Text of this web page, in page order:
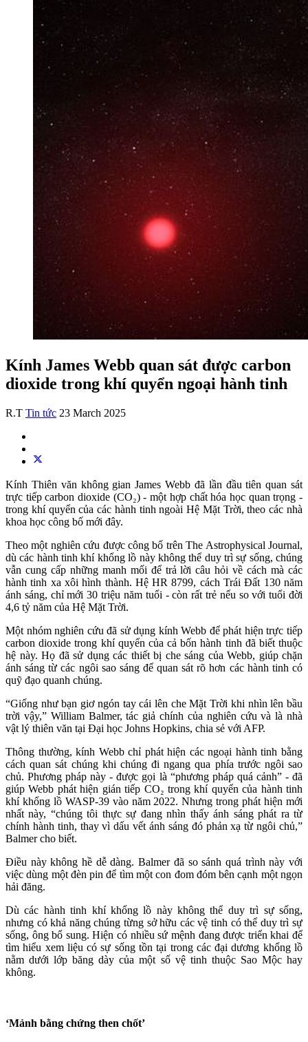
Kính James Webb quan sát được carbon
dioxide trong khí quyển ngoại hành tinh
R.T Tin tức 23 March 2025
Kính Thiên văn không gian James Webb đã lần đầu tiên quan sát
trực tiếp carbon dioxide (CO₂) - một hợp chất hóa học quan trọng -
trong khí quyển của các hành tinh ngoài Hệ Mặt Trời, theo các nhà
khoa học công bố mới đây.
Theo một nghiên cứu được công bố trên The Astrophysical Journal,
dù các hành tinh khí khổng lồ này không thể duy trì sự sống, chúng
vẫn cung cấp những manh mối để trả lời câu hỏi về cách mà các
hành tinh xa xôi hình thành. Hệ HR 8799, cách Trái Đất 130 năm
ánh sáng, chỉ mới 30 triệu năm tuổi - còn rất trẻ nếu so với tuổi đời
4,6 tỷ năm của Hệ Mặt Trời.
Một nhóm nghiên cứu đã sử dụng kính Webb để phát hiện trực tiếp
carbon dioxide trong khí quyển của cả bốn hành tinh đã biết thuộc
hệ này. Họ đã sử dụng các thiết bị che sáng của Webb, giúp chặn
ánh sáng từ các ngôi sao sáng để quan sát rõ hơn các hành tinh có
quỹ đạo quanh chúng.
“Giống như bạn giơ ngón tay cái lên che Mặt Trời khi nhìn lên bầu
trời vậy,” William Balmer, tác giả chính của nghiên cứu và là nhà
vật lý thiên văn tại Đại học Johns Hopkins, chia sẻ với AFP.
Thông thường, kính Webb chỉ phát hiện các ngoại hành tinh bằng
cách quan sát chúng khi chúng đi ngang qua phía trước ngôi sao
chủ. Phương pháp này - được gọi là “phương pháp quá cảnh” - đã
giúp Webb phát hiện gián tiếp CO₂ trong khí quyển của hành tinh
khí khổng lồ WASP-39 vào năm 2022. Nhưng trong phát hiện mới
nhất này, “chúng tôi thực sự đang nhìn thấy ánh sáng phát ra từ
chính hành tinh, thay vì dấu vết ánh sáng đó phản xạ từ ngôi chủ,”
Balmer cho biết.
Điều này không hề dễ dàng. Balmer đã so sánh quá trình này với
việc dùng một đèn pin để tìm một con đom đóm bên cạnh một ngọn
hải đăng.
Dù các hành tinh khí khổng lồ này không thể duy trì sự sống,
nhưng có khả năng chúng từng sở hữu các vệ tinh có thể duy trì sự
sống, ông bổ sung. Hiện có nhiều sứ mệnh đang được triển khai để
tìm hiểu xem liệu có sự sống tồn tại trong các đại dương khổng lồ
nằm dưới lớp băng dày của một số vệ tinh thuộc Sao Mộc hay
không.
‘Mảnh bằng chứng then chốt’